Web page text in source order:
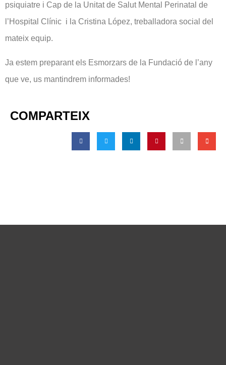
psiquiatre i Cap de la Unitat de Salut Mental Perinatal de
l’Hospital Clínic i la Cristina López, treballadora social del
mateix equip.
Ja estem preparant els Esmorzars de la Fundació de l’any
que ve, us mantindrem informades!
COMPARTEIX